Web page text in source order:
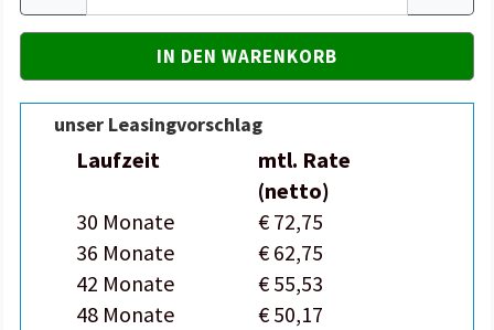
unser Leasingvorschlag
Laufzeit
mtl. Rate
(netto)
30 Monate
€ 72,75
36 Monate
€ 62,75
42 Monate
€ 55,53
48 Monate
€ 50,17